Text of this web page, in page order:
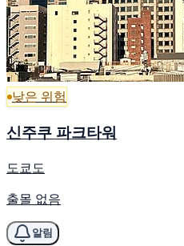
낮은 위험
신주쿠 파크타워
도쿄도
출몰 없음
알림